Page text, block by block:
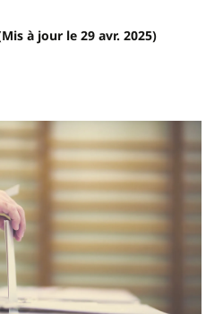
à jour le 29 avr. 2025)